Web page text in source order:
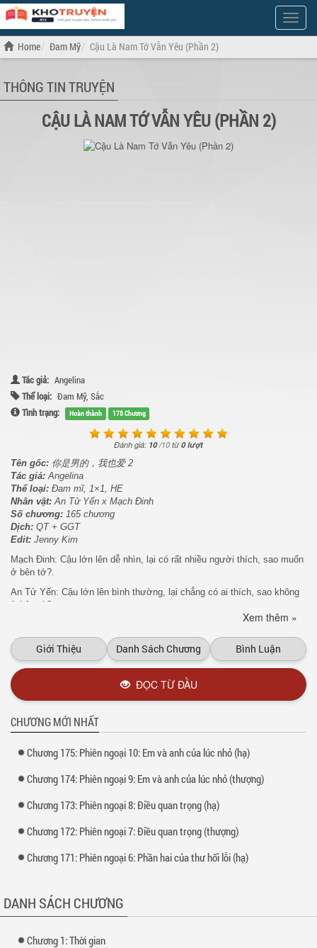
Show
Menu
Home Đam Mỹ Cậu Là Nam Tớ Vẫn Yêu (Phần 2)
THÔNG TIN TRUYỆN
CẬU LÀ NAM TỚ VẪN YÊU (PHẦN 2)
Tác giả: Angelina
Thể loại: Đam Mỹ, Sắc
Tình trạng:
Hoàn thành 175 Chương
Đánh giá: 10/10 từ0 lượt
Tên gốc: 你是男的，我也爱 2
Tác giả: Angelina
Thể loại: Đam mĩ, 1×1, HE
Nhân vật: An Tử Yến x Mạch Đinh
Số chương: 165 chương
Dịch: QT + GGT
Edit: Jenny Kim
Mạch Đinh: Cậu lớn lên dễ nhìn, lại có rất nhiều người thích, sao muốn
ở bên tớ?.
An Tử Yến: Cậu lớn lên bình thường, lại chẳng có ai thích, sao không
ở bên tớ?.
Xem thêm »
Giới Thiệu Danh Sách Chương Bình Luận
ĐỌC TỪ ĐẦU
CHƯƠNG MỚI NHẤT
Chương 175: Phiên ngoại 10: Em và anh của lúc nhỏ (hạ)
Chương 174: Phiên ngoại 9: Em và anh của lúc nhỏ (thượng)
Chương 173: Phiên ngoại 8: Điều quan trọng (hạ)
Chương 172: Phiên ngoại 7: Điều quan trọng (thượng)
Chương 171: Phiên ngoại 6: Phần hai của thư hối lỗi (hạ)
DANH SÁCH CHƯƠNG
Chương 1: Thời gian